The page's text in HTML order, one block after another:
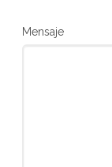
Mensaje